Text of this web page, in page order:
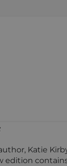
Katie
edition